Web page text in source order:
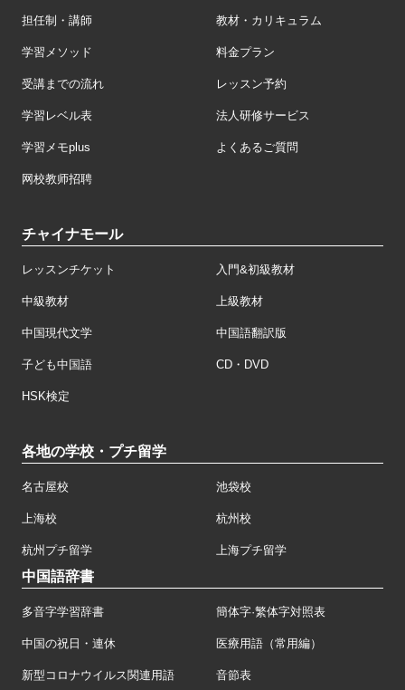
担任制・講師 教材・カリキュラム
学習メソッド 料金プラン
受講までの流れ レッスン予約
学習レベル表 法人研修サービス
学習メモplus よくあるご質問
网校教师招聘
チャイナモール
レッスンチケット 入門&初級教材
中級教材 上級教材
中国現代文学 中国語翻訳版
子ども中国語 CD・DVD
HSK検定
各地の学校・プチ留学
名古屋校 池袋校
上海校 杭州校
杭州プチ留学 上海プチ留学
中国語辞書
多音字学習辞書 簡体字·繁体字対照表
中国の祝日・連休 医療用語（常用編）
新型コロナウイルス関連用語 音節表